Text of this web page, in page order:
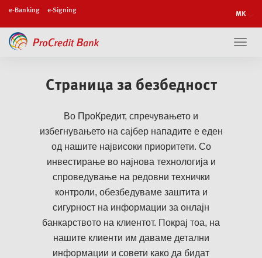
e-Banking e-Signing
Страница за безбедност
Во ПроКредит, спречувањето и
избегнувањето на сајбер нападите е еден
од нашите највисоки приоритети. Со
инвестирање во најнова технологија и
спроведување на редовни технички
контроли, обезбедуваме заштита и
сигурност на информации за онлајн
банкарството на клиентот. Покрај тоа, на
нашите клиенти им даваме детални
информации и совети како да бидат